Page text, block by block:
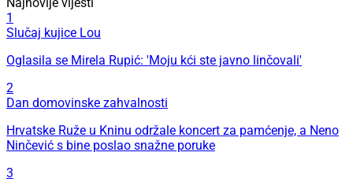
Najnovije vijesti
1
Slučaj kujice Lou
Oglasila se Mirela Rupić: 'Moju kći ste javno linčovali'
2
Dan domovinske zahvalnosti
Hrvatske Ruže u Kninu održale koncert za pamćenje, a Neno
Ninčević s bine poslao snažne poruke
3